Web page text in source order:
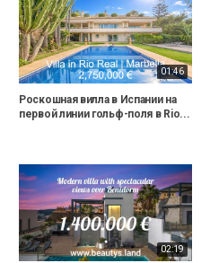
01:46
Роскошная вилла в Испании на
первой линии гольф-поля в Rio...
02:19